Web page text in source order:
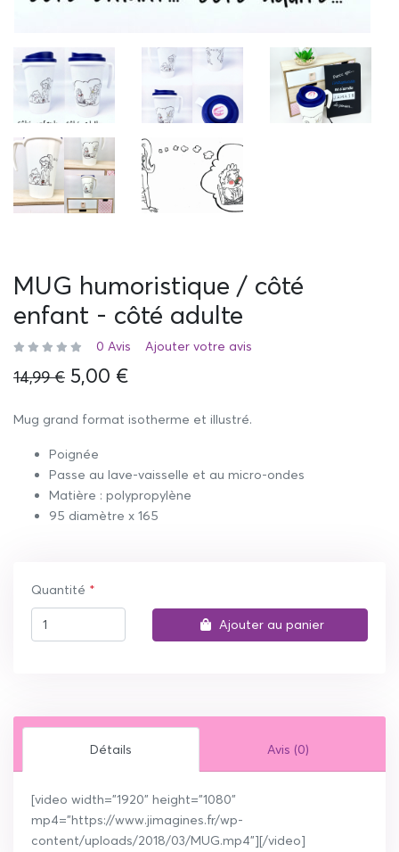
MUG humoristique / côté
enfant - côté adulte
0 Avis Ajouter votre avis
14,99 € 5,00 €
Mug grand format isotherme et illustré.
Poignée
Passe au lave-vaisselle et au micro-ondes
Matière : polypropylène
95 diamètre x 165
Quantité
Ajouter au panier
Détails Avis (0)
[video width="1920" height="1080"
mp4="https://www.jimagines.fr/wp-
content/uploads/2018/03/MUG.mp4"][/video]